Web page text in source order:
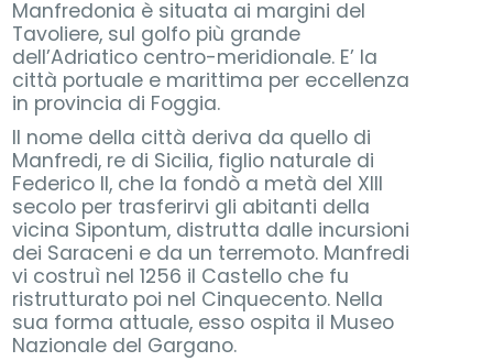
Manfredonia è situata ai margini del
Tavoliere, sul golfo più grande
dell’Adriatico centro-meridionale. E’ la
città portuale e marittima per eccellenza
in provincia di Foggia.
Il nome della città deriva da quello di
Manfredi, re di Sicilia, figlio naturale di
Federico II, che la fondò a metà del XIII
secolo per trasferirvi gli abitanti della
vicina Sipontum, distrutta dalle incursioni
dei Saraceni e da un terremoto. Manfredi
vi costruì nel 1256 il Castello che fu
ristrutturato poi nel Cinquecento. Nella
sua forma attuale, esso ospita il Museo
Nazionale del Gargano.